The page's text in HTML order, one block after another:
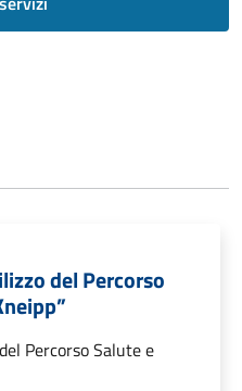
del Percorso
Percorso Salute e